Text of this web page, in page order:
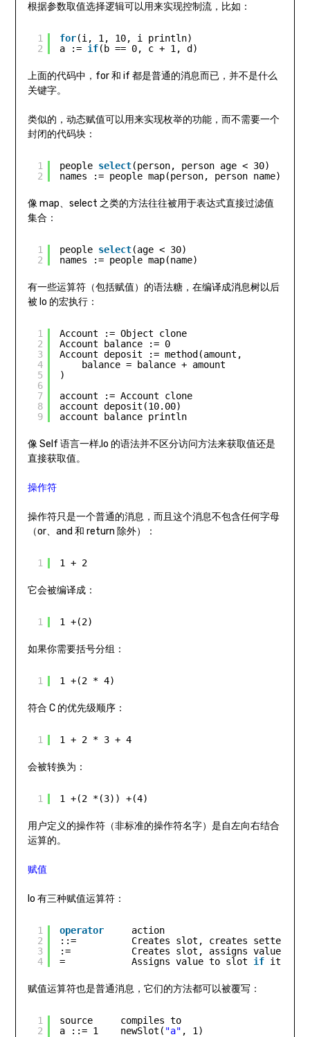
根据参数取值选择逻辑可以用来实现控制流，比如：
1
2
for(i, 1, 10, i println)
a := if(b == 0, c + 1, d)
上面的代码中，for 和 if 都是普通的消息而已，并不是什么
关键字。
类似的，动态赋值可以用来实现枚举的功能，而不需要一个
封闭的代码块：
1
2
people select(person, person age < 30)
names := people map(person, person name)
像 map、select 之类的方法往往被用于表达式直接过滤值
集合：
1
2
people select(age < 30)
names := people map(name)
有一些运算符（包括赋值）的语法糖，在编译成消息树以后
被 Io 的宏执行：
1
2
3
4
5
6
7
8
9
Account := Object clone
Account balance := 0
Account deposit := method(amount,
balance = balance + amount
)
account := Account clone
account deposit(10.00)
account balance println
像 Self 语言一样,Io 的语法并不区分访问方法来获取值还是
直接获取值。
操作符
操作符只是一个普通的消息，而且这个消息不包含任何字母
（or、and 和 return 除外）：
1 1 + 2
它会被编译成：
1 1 +(2)
如果你需要括号分组：
1 1 +(2 * 4)
符合 C 的优先级顺序：
1 1 + 2 * 3 + 4
会被转换为：
1 1 +(2 *(3)) +(4)
用户定义的操作符（非标准的操作符名字）是自左向右结合
运算的。
赋值
Io 有三种赋值运算符：
1
2
3
4
operator
action
::=          Creates slot, creates setter,
:=           Creates slot, assigns value
=            Assigns value to slot if it
赋值运算符也是普通消息，它们的方法都可以被覆写：
1
2
source     compiles to
a ::= 1    newSlot( "a" , 1)